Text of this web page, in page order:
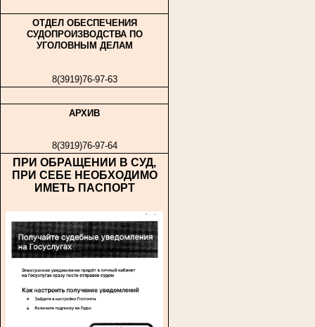
ОТДЕЛ ОБЕСПЕЧЕНИЯ
СУДОПРОИЗВОДСТВА ПО
УГОЛОВНЫМ ДЕЛАМ
8(3919)76-97-63
АРХИВ
8(3919)76-97-64
ПРИ ОБРАЩЕНИИ В СУД,
ПРИ СЕБЕ НЕОБХОДИМО
ИМЕТЬ ПАСПОРТ